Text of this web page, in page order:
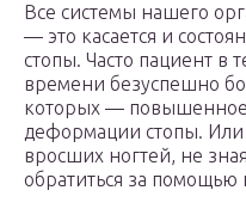
Все системы нашего
— это касается и
стопы. Часто пациент в
времени безуспешно
которых — повышенное
деформации стопы. Или
вросших ногтей, не
обратиться за помощью